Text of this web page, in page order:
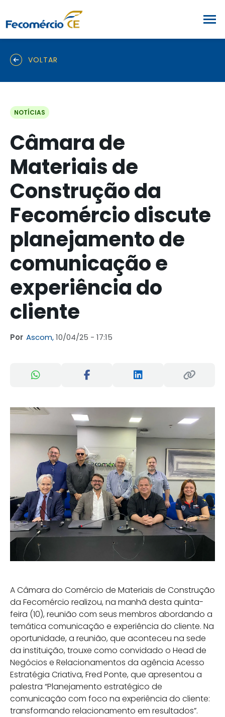
VOLTAR
NOTÍCIAS
Câmara de
Materiais de
Construção da
Fecomércio discute
planejamento de
comunicação e
experiência do
cliente
Por Ascom,10/04/25 - 17:15
A Câmara do Comércio de Materiais de Construção
da Fecomércio realizou, na manhã desta quinta-
feira (10), reunião com seus membros abordando a
temática comunicação e experiência do cliente. Na
oportunidade, a reunião, que aconteceu na sede
da instituição, trouxe como convidado o Head de
Negócios e Relacionamentos da agência Acesso
Estratégia Criativa, Fred Ponte, que apresentou a
palestra “Planejamento estratégico de
comunicação com foco na experiência do cliente:
transformando relacionamento em resultados”.